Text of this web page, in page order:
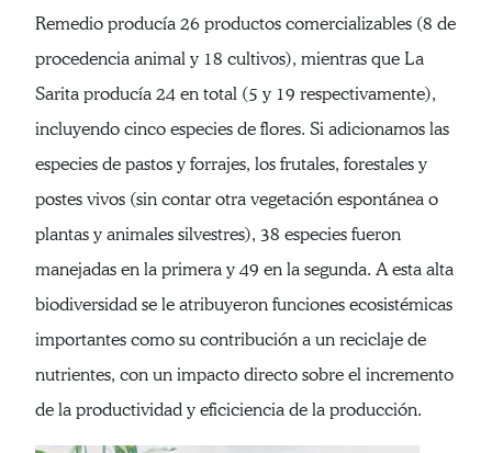
Remedio producía 26 productos comercializables (8 de
procedencia animal y 18 cultivos), mientras que La
Sarita producía 24 en total (5 y 19 respectivamente),
incluyendo cinco especies de flores. Si adicionamos las
especies de pastos y forrajes, los frutales, forestales y
postes vivos (sin contar otra vegetación espontánea o
plantas y animales silvestres), 38 especies fueron
manejadas en la primera y 49 en la segunda. A esta alta
biodiversidad se le atribuyeron funciones ecosistémicas
importantes como su contribución a un reciclaje de
nutrientes, con un impacto directo sobre el incremento
de la productividad y eficiciencia de la producción.